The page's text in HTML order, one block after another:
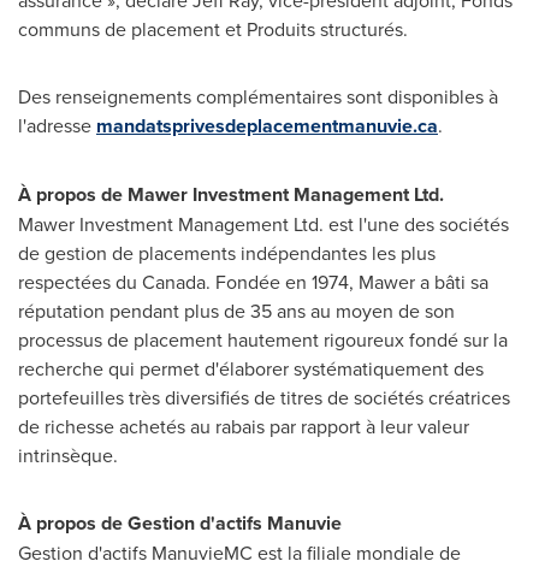
communs de placement et Produits structurés.
Des renseignements complémentaires sont disponibles à
l'adresse mandatsprivesdeplacementmanuvie.ca.
À propos de Mawer Investment Management Ltd.
Mawer Investment Management Ltd. est l'une des sociétés
de gestion de placements indépendantes les plus
respectées du Canada. Fondée en 1974, Mawer a bâti sa
réputation pendant plus de 35 ans au moyen de son
processus de placement hautement rigoureux fondé sur la
recherche qui permet d'élaborer systématiquement des
portefeuilles très diversifiés de titres de sociétés créatrices
de richesse achetés au rabais par rapport à leur valeur
intrinsèque.
À propos de Gestion d'actifs Manuvie
Gestion d'actifs ManuvieMC est la filiale mondiale de